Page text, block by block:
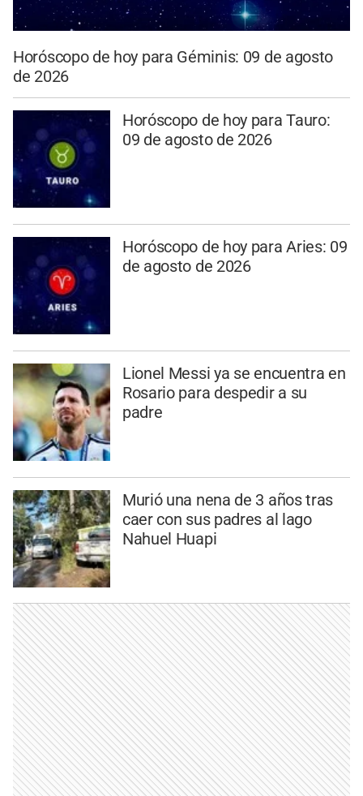
Horóscopo de hoy para Géminis: 09 de agosto
de 2026
Horóscopo de hoy para Tauro:
09 de agosto de 2026
Horóscopo de hoy para Aries: 09
de agosto de 2026
Lionel Messi ya se encuentra en
Rosario para despedir a su
padre
Murió una nena de 3 años tras
caer con sus padres al lago
Nahuel Huapi